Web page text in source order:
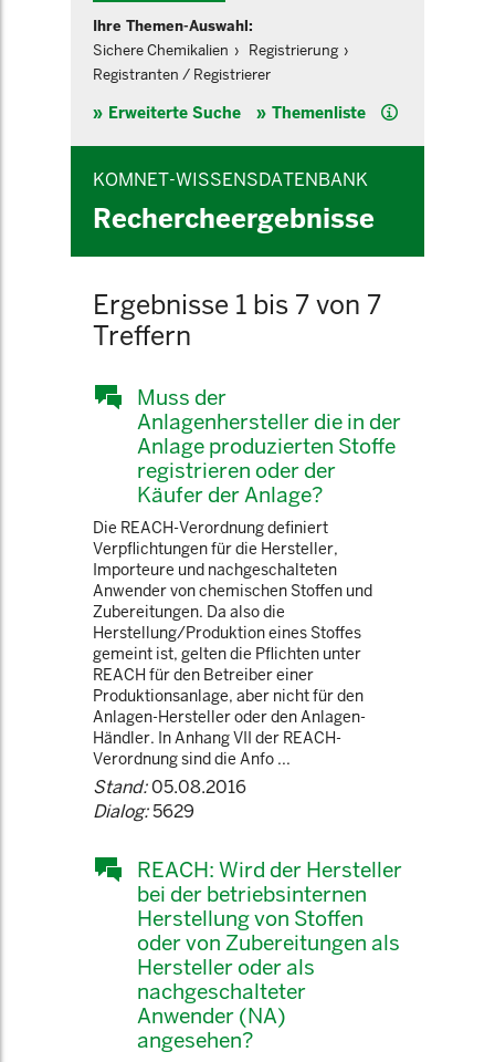
Ihre Themen-Auswahl:
Sichere Chemikalien
Registrierung
Registranten / Registrierer
Erweiterte Suche Themenliste Hilfe
KOMNET-WISSENSDATENBANK
Rechercheergebnisse
Ergebnisse 1 bis 7 von 7
Treffern
Muss der
Anlagenhersteller die in der
Anlage produzierten Stoffe
registrieren oder der
Käufer der Anlage?
Die REACH-Verordnung definiert
Verpflichtungen für die Hersteller,
Importeure und nachgeschalteten
Anwender von chemischen Stoffen und
Zubereitungen. Da also die
Herstellung/Produktion eines Stoffes
gemeint ist, gelten die Pflichten unter
REACH für den Betreiber einer
Produktionsanlage, aber nicht für den
Anlagen-Hersteller oder den Anlagen-
Händler. In Anhang VII der REACH-
Verordnung sind die Anfo ...
Stand:05.08.2016
Dialog:5629
REACH: Wird der Hersteller
bei der betriebsinternen
Herstellung von Stoffen
oder von Zubereitungen als
Hersteller oder als
nachgeschalteter
Anwender (NA)
angesehen?